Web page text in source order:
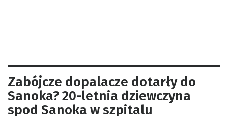
Zabójcze dopalacze dotarły do
Sanoka? 20-letnia dziewczyna
spod Sanoka w szpitalu